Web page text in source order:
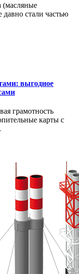
(масляные
стали частью
выгодное
грамотность
карты с